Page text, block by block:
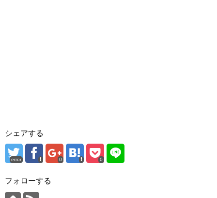
シェアする
error 0 0
フォローする